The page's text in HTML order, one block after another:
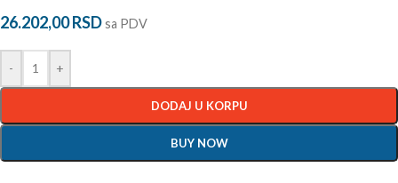
26.202,00RSDsa PDV
- +
DODAJ U KORPU
BUY NOW